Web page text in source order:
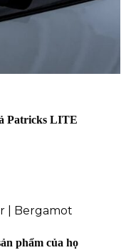
Patricks LITE
| Bergamot
phẩm của họ